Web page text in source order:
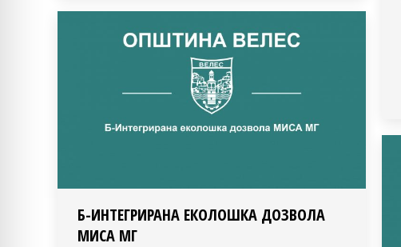
Б-ИНТЕГРИРАНА ЕКОЛОШКА ДОЗВОЛА
МИСА МГ